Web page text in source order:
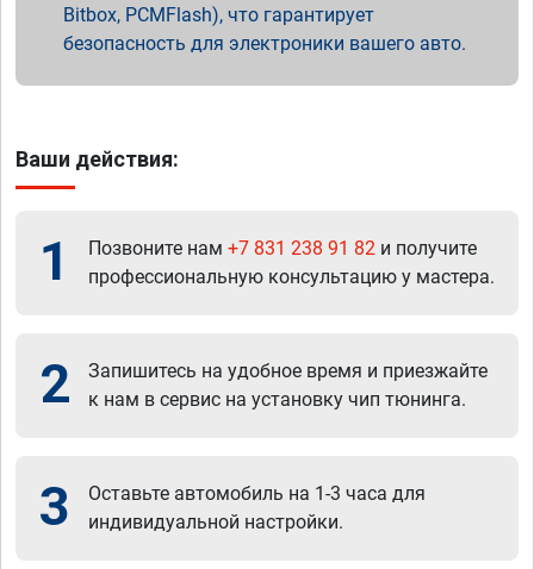
Bitbox, PCMFlash), что гарантирует
безопасность для электроники вашего авто.
Ваши действия:
1 Позвоните нам +7 831 238 91 82 и получите
профессиональную консультацию у мастера.
2
Запишитесь на удобное время и приезжайте
к нам в сервис на установку чип тюнинга.
3
Оставьте автомобиль на 1-3 часа для
индивидуальной настройки.